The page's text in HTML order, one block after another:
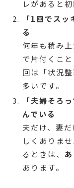
レがあると
「1回でス
る
何年も積み
で片付くこ
回は「状況
多いです。
「夫婦そろ
んでいる
夫だけ、妻
しくありま
るときは、
あります。